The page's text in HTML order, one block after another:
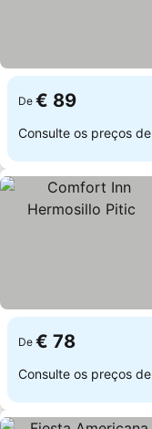
De € 89
Consulte os preços de
De € 78
Consulte os preços de